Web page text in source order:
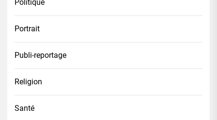
Politique
Portrait
Publi-reportage
Religion
Santé